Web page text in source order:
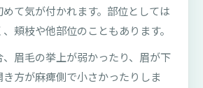
て気が付かれます。部位としては
頬枝や他部位のこともあります。
眉毛の挙上が弱かったり、眉が下
方が麻痺側で小さかったりしま